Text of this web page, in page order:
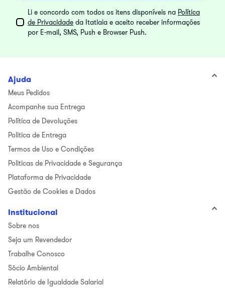
Li e concordo com todos os itens disponíveis na Política
de Privacidade da Itatiaia e aceito receber informações
por E-mail, SMS, Push e Browser Push.
Ajuda
Meus Pedidos
Acompanhe sua Entrega
Política de Devoluções
Politica de Entrega
Termos de Uso e Condições
Politicas de Privacidade e Segurança
Plataforma de Privacidade
Gestão de Cookies e Dados
Institucional
Sobre nos
Seja um Revendedor
Trabalhe Conosco
Sócio Ambiental
Relatório de Igualdade Salarial